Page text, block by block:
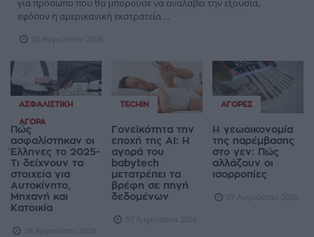
για πρόσωπο που θα μπορούσε να αναλάβει την εξουσία,
εφόσον η αμερικανική εκστρατεία ...
08 Αυγούστου 2026
ΑΣΦΑΛΙΣΤΙΚΉ
ΑΓΟΡΆ
Πώς
ασφαλίστηκαν οι
Έλληνες το 2025-
Τι δείχνουν τα
στοιχεία για
Αυτοκίνητο,
Μηχανή και
Κατοικία
08 Αυγούστου 2026
TECHIN
Γονεϊκότητα την
εποχή της AI: Η
αγορά του
babytech
μετατρέπει τα
βρέφη σε πηγή
δεδομένων
07 Αυγούστου 2026
ΑΓΟΡΈΣ
Η γεωοικονομία
της παρέμβασης
στο γεν: Πώς
αλλάζουν οι
ισορροπίες
07 Αυγούστου 2026